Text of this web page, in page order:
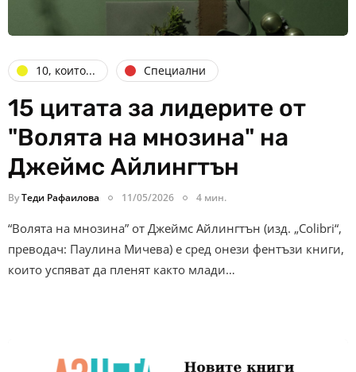
10, които... Специални
15 цитата за лидерите от
"Волята на мнозина" на
Джеймс Айлингтън
ByТеди Рафаилова 11/05/2026 4 мин.
“Волята на мнозина” от Джеймс Айлингтън (изд. „Colibri“,
преводач: Паулина Мичева) е сред онези фентъзи книги,
които успяват да пленят както млади…